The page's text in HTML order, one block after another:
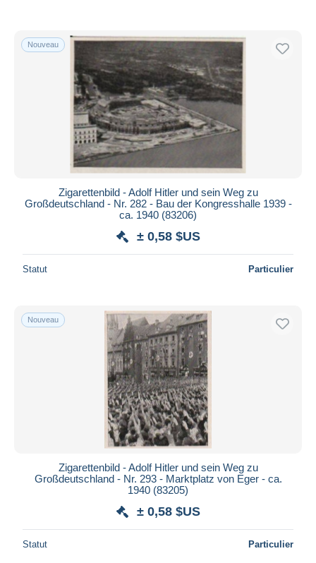
Nouveau
Zigarettenbild - Adolf Hitler und sein Weg zu
Großdeutschland - Nr. 282 - Bau der Kongresshalle 1939 -
ca. 1940 (83206)
± 0,58 $US
Statut Particulier
Nouveau
Zigarettenbild - Adolf Hitler und sein Weg zu
Großdeutschland - Nr. 293 - Marktplatz von Eger - ca.
1940 (83205)
± 0,58 $US
Statut Particulier